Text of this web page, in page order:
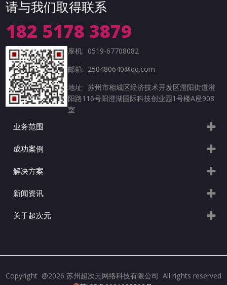
请与我们取得联系
182 5178 3879
座机: 0519-67708082
邮箱: 250480640@qq.com
地址: 苏州市相城区经济技术开发区澄阳街道澄
阳路116号阳澄湖国际科技创业园1号楼A座908
室
业务范围
成功案例
解决方案
新闻资讯
关于超次元
Copyright @2026 苏州超次元网络科技有限公司 All rights reserved